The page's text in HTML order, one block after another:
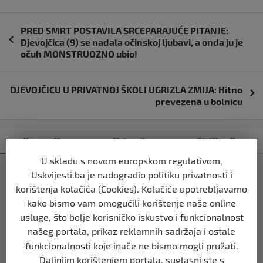
objava
PRED SMRT POSTAVILA SRCEPARAJUĆE PITANJE:
Djevojčica (9) se nadala očinskoj ljubavi, a onda ju je
očuh MONSTRUOZNO ubio!
DJEVOJČICU U PRIVATNOJ ŠKOLI UGRIZLA ZMIJA: Hitno
prevezena u bolnicu
Kategorija Najnovije Najčitanije
REGION
Vulin: Ne smije se odustati od
referenduma
prije 10 mjeseci
REGION
Mira se dvadeseti put cijepila protiv
U skladu s novom europskom regulativom,
Uskvijesti.ba je nadogradio politiku privatnosti i
korištenja kolačića (Cookies). Kolačiće upotrebljavamo
kako bismo vam omogućili korištenje naše online
usluge, što bolje korisničko iskustvo i funkcionalnost
našeg portala, prikaz reklamnih sadržaja i ostale
funkcionalnosti koje inače ne bismo mogli pružati.
Daljnjim korištenjem portala, suglasni ste s